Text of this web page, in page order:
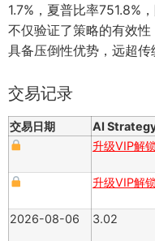
1.7%，夏普比率751.8%
不仅验证了策略的有效
具备压倒性优势，远超传
交易记录
交易日期 AI
升级VIP解锁
升级VIP解锁
2026-08-06
3.02